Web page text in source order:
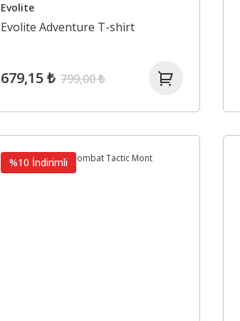
Evolite
Evolite Adventure T-shirt
679,15 ₺ 799,00 ₺
%10 İndirimli